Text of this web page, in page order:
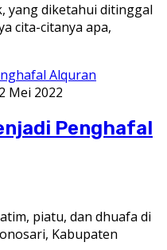
yang diketahui ditinggal
cita-citanya apa,
Mei 2022
Penghafal
piatu, dan dhuafa di
Kabupaten